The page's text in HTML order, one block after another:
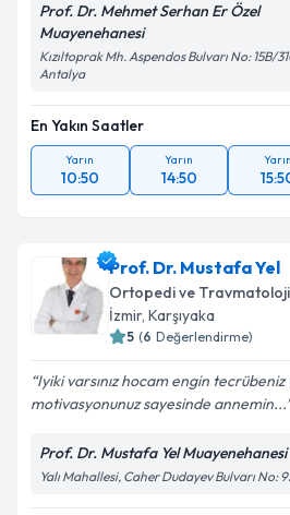
Prof. Dr. Mehmet Serhan Er Özel
Muayenehanesi
Kızıltoprak Mh. Aspendos Bulvarı No: 15B/
Antalya
En Yakın Saatler
Yarın
10:50
Yarın
14:50
Yarın
Prof. Dr. Mustafa Yel
Ortopedi ve Travmatoloji
İzmir, Karşıyaka
5 (6 Değerlendirme)
Iyiki varsınız hocam engin
motivasyonunuz sayesinde annemin...
Prof. Dr. Mustafa Yel Muayenehanesi
Yalı Mahallesi, Caher Dudayev Bulvarı No: